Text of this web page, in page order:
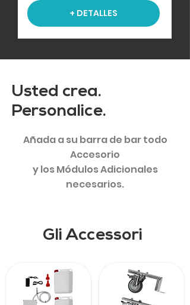
+ DETALLES
Usted crea.
Personalice.
Añada a su barra de bar todo
Accesorio
y los Módulos Adicionales
necesarios.
Gli Accessori